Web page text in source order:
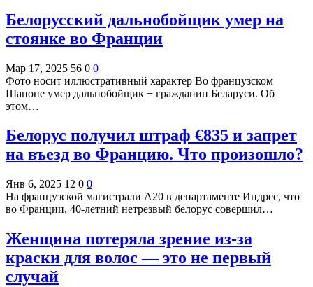
Белорусский дальнобойщик умер на
стоянке во Франции
Мар 17, 2025 56 0 0
Фото носит иллюстративный характер Во французском
Шапоне умер дальнобойщик − гражданин Беларуси. Об
этом…
Белорус получил штраф €835 и запрет
на въезд во Францию. Что произошло?
Янв 6, 2025 12 0 0
На французской магистрали А20 в департаменте Индрес, что
во Франции, 40-летний нетрезвый белорус совершил…
Женщина потеряла зрение из-за
краски для волос — это не первый
случай